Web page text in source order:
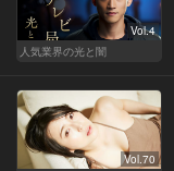
Vol.4
人気業界の光と闇
Vol.70